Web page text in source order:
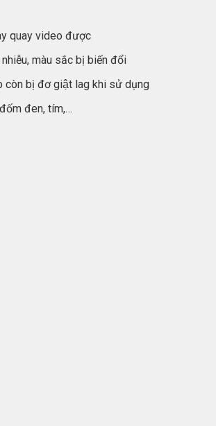
quay video được
màu sắc bị biến đổi
còn bị đơ giật lag khi sử dụng
đen, tím,…